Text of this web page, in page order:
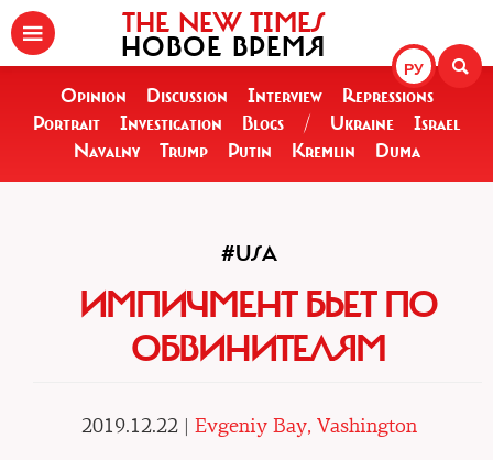
РУ
THE NEW TIMES
НОВОЕ ВРЕМЯ
Opinion Discussion Interview
Repressions
Portrait
Investigation Blogs / Ukraine
Israel
Navalny
Trump Putin Kremlin Duma
#USA
ИМПИЧМЕНТ БЬЕТ ПО
ОБВИНИТЕЛЯМ
2019.12.22 | Evgeniy Bay, Vashington